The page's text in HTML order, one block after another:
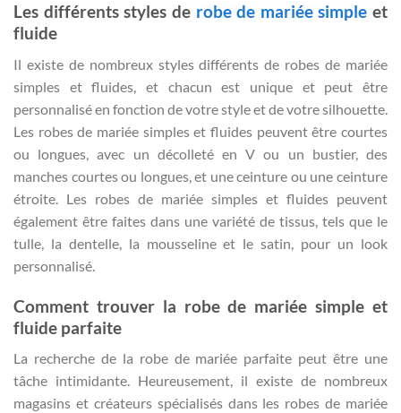
Les différents styles de robe de mariée simple et
fluide
Il existe de nombreux styles différents de robes de mariée
simples et fluides, et chacun est unique et peut être
personnalisé en fonction de votre style et de votre silhouette.
Les robes de mariée simples et fluides peuvent être courtes
ou longues, avec un décolleté en V ou un bustier, des
manches courtes ou longues, et une ceinture ou une ceinture
étroite. Les robes de mariée simples et fluides peuvent
également être faites dans une variété de tissus, tels que le
tulle, la dentelle, la mousseline et le satin, pour un look
personnalisé.
Comment trouver la robe de mariée simple et
fluide parfaite
La recherche de la robe de mariée parfaite peut être une
tâche intimidante. Heureusement, il existe de nombreux
magasins et créateurs spécialisés dans les robes de mariée